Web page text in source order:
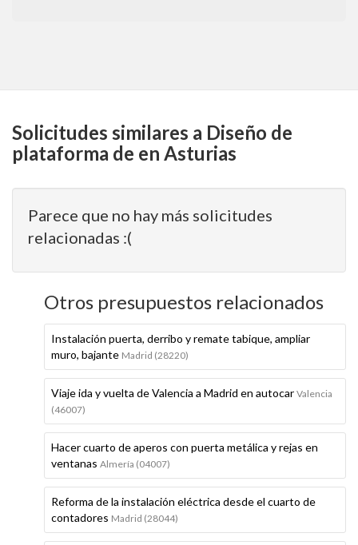
Solicitudes similares a Diseño de
plataforma de en Asturias
Parece que no hay más solicitudes
relacionadas :(
Otros presupuestos relacionados
Instalación puerta, derribo y remate tabique, ampliar
muro, bajante Madrid (28220)
Viaje ida y vuelta de Valencia a Madrid en autocar Valencia
(46007)
Hacer cuarto de aperos con puerta metálica y rejas en
ventanas Almería (04007)
Reforma de la instalación eléctrica desde el cuarto de
contadores Madrid (28044)